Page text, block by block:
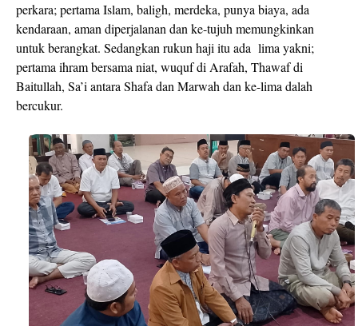
perkara; pertamaIslam, baligh, merdeka, punya biaya, ada
kendaraan, aman diperjalanan dan ke-tujuh memungkinkan
untuk berangkat. Sedangkan rukun haji itu ada lima yakni;
pertama ihram bersama niat, wuquf di Arafah, Thawaf di
Baitullah, Sa’i antara Shafa dan Marwah dan ke-lima dalah
bercukur.